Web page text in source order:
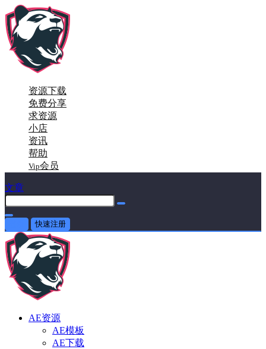
资源下载
免费分享
求资源
小店
资讯
帮助
Vip会员
文章
快速注册
AE资源
AE模板
AE下载